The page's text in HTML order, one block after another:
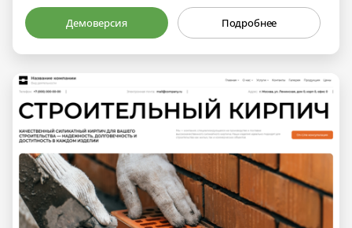
Демоверсия Подробнее